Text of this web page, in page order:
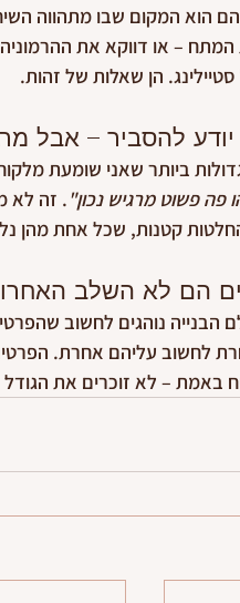
הוא המקום שבו מתהווה
– או דווקא את
הן שאלות של זהות.
להסביר – אבל
ביותר שאני שומעת
פשוט מרגיש נכון". זה לא
קטנות, שכל אחת מהן
הם לא השלב
הבנייה נוהגים לחשוב
לחשוב עליהם אחרת.
באמת – לא זוכרים את